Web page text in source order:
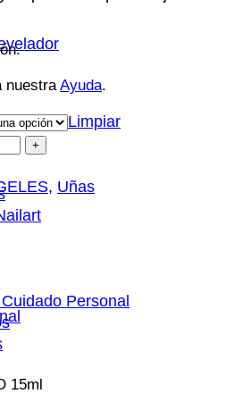
Personal
nuestraAyuda.
Limpiar
, Uñas
15ml